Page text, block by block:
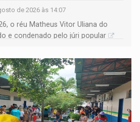
de 2026 às 14:07
o réu Matheus Vitor Uliana do
e condenado pelo júri popular